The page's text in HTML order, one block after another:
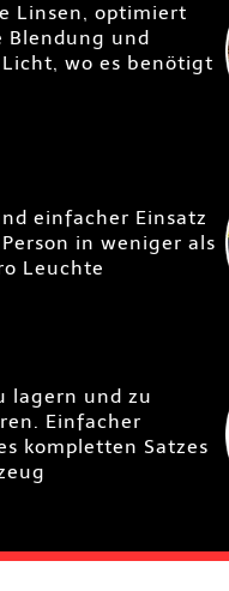
Linsen, optimiert
und
wo es benötigt
einfacher Einsatz
in weniger als
Leuchte
lagern und zu
Einfacher
kompletten Satzes